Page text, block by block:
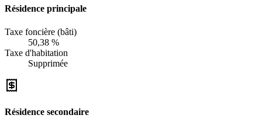
Résidence principale
Taxe foncière (bâti)
50,38 %
Taxe d'habitation
Supprimée
Résidence secondaire